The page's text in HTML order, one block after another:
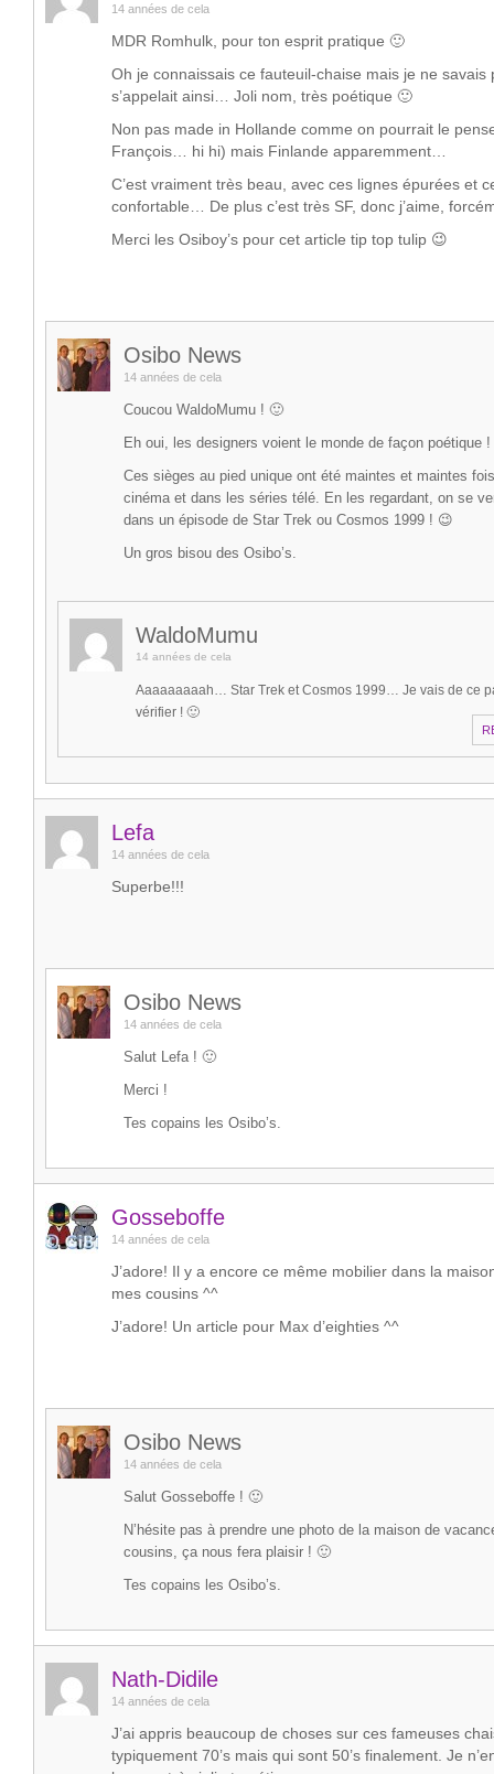
14 années de cela
MDR Romhulk, pour ton esprit pratique 🙂
Oh je connaissais ce fauteuil-chaise mais je ne savais
s’appelait ainsi… Joli nom, très poétique 🙂
Non pas made in Hollande comme on pourrait le
François… hi hi) mais Finlande apparemment…
C’est vraiment très beau, avec ces lignes épurées et
confortable… De plus c’est très SF, donc j’aime,
Merci les Osiboy’s pour cet article tip top tulip 😉
Osibo News
14 années de cela
Coucou WaldoMumu ! 🙂
Eh oui, les designers voient le monde de façon poétique !
Ces sièges au pied unique ont été maintes et maintes
cinéma et dans les séries télé. En les regardant, on se
dans un épisode de Star Trek ou Cosmos 1999 ! 😉
Un gros bisou des Osibo’s.
WaldoMumu
14 années de cela
Aaaaaaaaah… Star Trek et Cosmos 1999… Je vais de ce
vérifier ! 🙂
Lefa
14 années de cela
Superbe!!!
Osibo News
14 années de cela
Salut Lefa ! 🙂
Merci !
Tes copains les Osibo’s.
Gosseboffe
14 années de cela
J’adore! Il y a encore ce même mobilier dans la
mes cousins ^^
J’adore! Un article pour Max d’eighties ^^
Osibo News
14 années de cela
Salut Gosseboffe ! 🙂
N’hésite pas à prendre une photo de la maison de
cousins, ça nous fera plaisir ! 🙂
Tes copains les Osibo’s.
Nath-Didile
14 années de cela
J’ai appris beaucoup de choses sur ces fameuses
typiquement 70’s mais qui sont 50’s finalement. Je